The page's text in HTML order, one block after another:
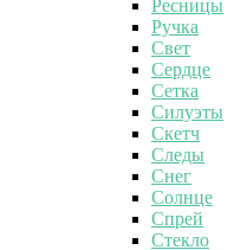
Ресницы
Ручка
Свет
Сердце
Сетка
Силуэты
Скетч
Следы
Снег
Солнце
Спрей
Стекло